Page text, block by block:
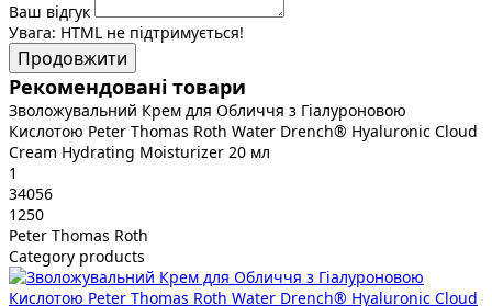
Ваш відгук
Увага: HTML не підтримується!
Продовжити
Рекомендовані товари
Зволожувальний Крем для Обличчя з Гіалуроновою
Кислотою Peter Thomas Roth Water Drench® Hyaluronic Cloud
Cream Hydrating Moisturizer 20 мл
1
34056
1250
Peter Thomas Roth
Category products